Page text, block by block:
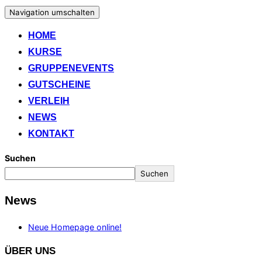
Navigation umschalten
HOME
KURSE
GRUPPENEVENTS
GUTSCHEINE
VERLEIH
NEWS
KONTAKT
Suchen
Suchen
News
Neue Homepage online!
ÜBER UNS